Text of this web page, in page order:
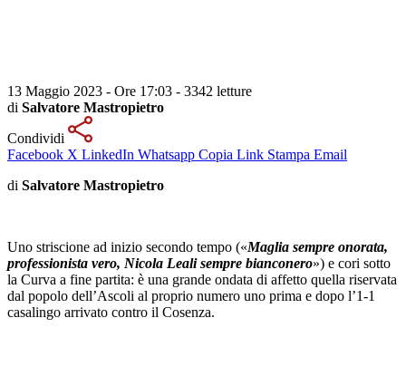
13 Maggio 2023 - Ore 17:03 - 3342 letture
di Salvatore Mastropietro
Condividi
Facebook X LinkedIn Whatsapp Copia Link Stampa Email
di Salvatore Mastropietro
Uno striscione ad inizio secondo tempo («Maglia sempre onorata,
professionista vero, Nicola Leali sempre bianconero») e cori sotto
la Curva a fine partita: è una grande ondata di affetto quella riservata
dal popolo dell’Ascoli al proprio numero uno prima e dopo l’1-1
casalingo arrivato contro il Cosenza.